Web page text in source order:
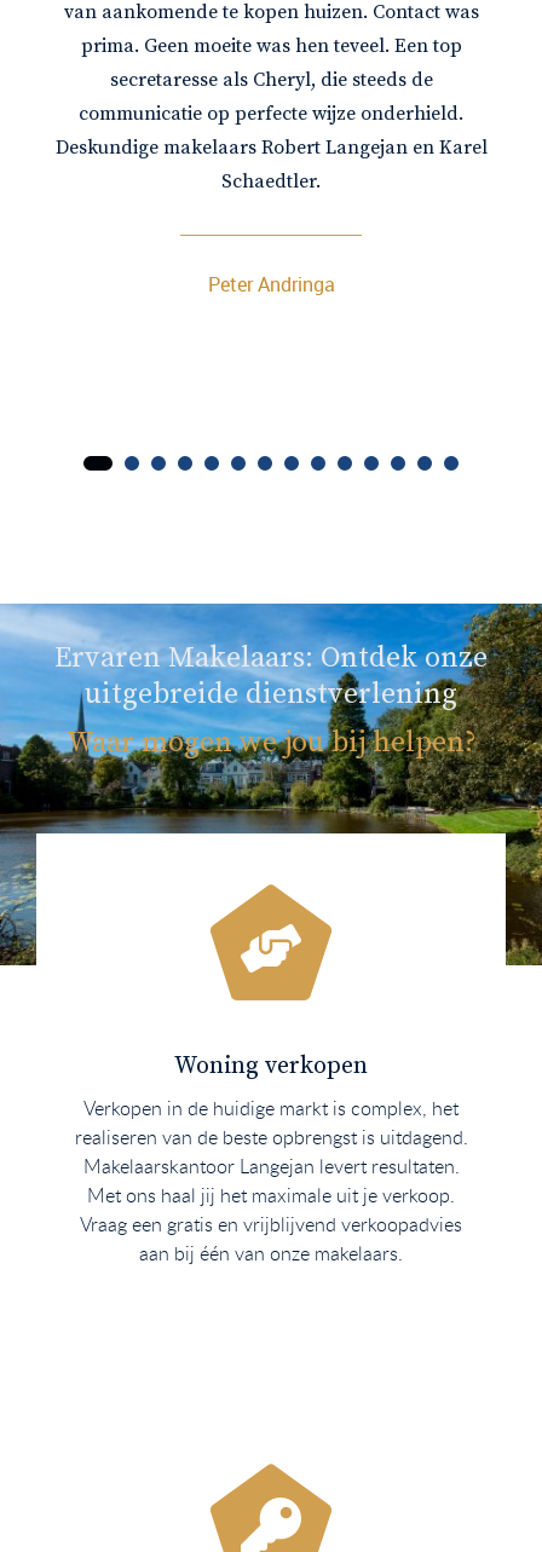
van aankomende te kopen huizen. Contact was
prima. Geen moeite was hen teveel. Een top
secretaresse als Cheryl, die steeds de
communicatie op perfecte wijze onderhield.
Deskundige makelaars Robert Langejan en Karel
Schaedtler.
Peter Andringa
Ervaren Makelaars: Ontdek onze
uitgebreide dienstverlening
Waar mogen we jou bij helpen?
Woning verkopen
Verkopen in de huidige markt is complex, het
realiseren van de beste opbrengst is uitdagend.
Makelaarskantoor Langejan levert resultaten.
Met ons haal jij het maximale uit je verkoop.
Vraag een gratis en vrijblijvend verkoopadvies
aan bij één van onze makelaars.